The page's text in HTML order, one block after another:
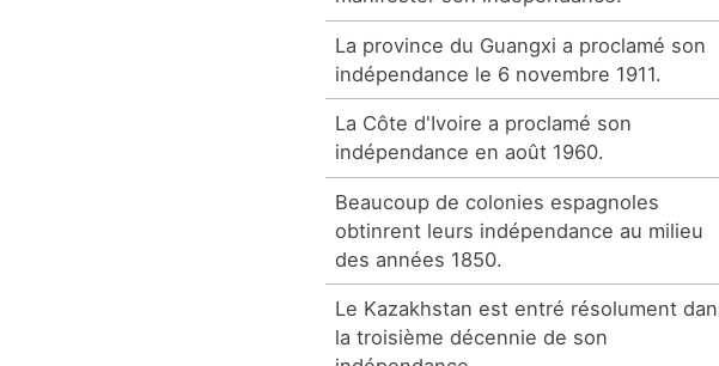
La province du Guangxi a proclamé son
indépendance le 6 novembre 1911.
La Côte d'Ivoire a proclamé son
indépendance en août 1960.
Beaucoup de colonies espagnoles
obtinrent leurs indépendance au milieu
des années 1850.
Le Kazakhstan est entré résolument
la troisième décennie de son